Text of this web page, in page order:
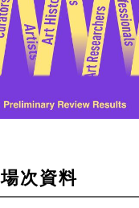
場次資料